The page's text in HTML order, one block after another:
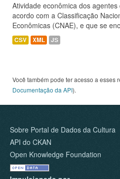
Atividade econômica dos
acordo com a Classificação
Econômicas (CNAE), e que se
CSV XML JS
Você também pode ter acesso a esses
Documentação da API).
Sobre Portal de Dados da Cultura
API do CKAN
Open Knowledge Foundation